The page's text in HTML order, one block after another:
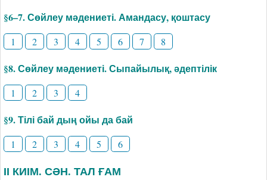
§6–7. Сөйлеу мәдениеті. Амандасу, қоштасу
1 2 3 4 5 6 7 8
§8. Сөйлеу мәдениеті. Сыпайылық, әдептілік
1 2 3 4
§9. Тілі бай дың ойы да бай
1 2 3 4 5 6
ІІ КИІМ. СӘН. ТАЛ ҒАМ